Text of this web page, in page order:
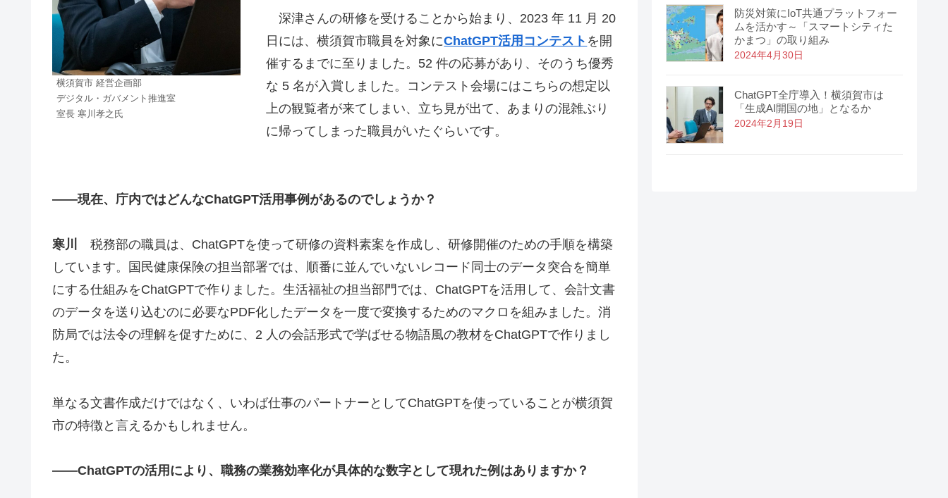
横須賀市 経営企画部
デジタル・ガバメント推進室
室長 寒川孝之氏
深津さんの研修を受けることから始まり、2023 年 11 月 20
日には、横須賀市職員を対象にChatGPT活用コンテスト を開
催するまでに至りました。52 件の応募があり、そのうち優秀
な 5 名が入賞しました。コンテスト会場にはこちらの想定以
上の観覧者が来てしまい、立ち見が出て、あまりの混雑ぶり
に帰ってしまった職員がいたぐらいです。
――現在、庁内ではどんなChatGPT活用事例があるのでしょうか？
寒川
税務部の職員は、ChatGPTを使って研修の資料素案を作成し、研修開催のための手順を構築
しています。国民健康保険の担当部署では、順番に並んでいないレコード同士のデータ突合を簡単
にする仕組みをChatGPTで作りました。生活福祉の担当部門では、ChatGPTを活用して、会計文書
のデータを送り込むのに必要なPDF化したデータを一度で変換するためのマクロを組みました。消
防局では法令の理解を促すために、2 人の会話形式で学ばせる物語風の教材をChatGPTで作りまし
た。
単なる文書作成だけではなく、いわば仕事のパートナーとしてChatGPTを使っていることが横須賀
市の特徴と言えるかもしれません。
――ChatGPTの活用により、職務の業務効率化が具体的な数字として現れた例はありますか？
防災対策にIoT共通プラットフォー
ムを活かす～「スマートシティた
かまつ」の取り組み
2024年4月30日
ChatGPT全庁導入！横須賀市は
「生成AI開国の地」となるか
2024年2月19日